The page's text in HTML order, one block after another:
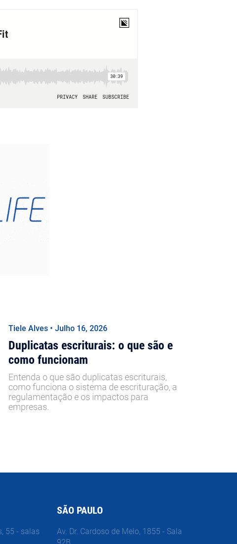
Tiele Alves • Julho 16, 2026
Duplicatas escriturais: o que são e
como funcionam
Entenda o que são duplicatas escriturais,
como funciona o sistema de escrituração, a
regulamentação e os impactos para
empresas.
55 - salas
SÃO PAULO
Av. Dr. Cardoso de Melo, 1855 - Sala